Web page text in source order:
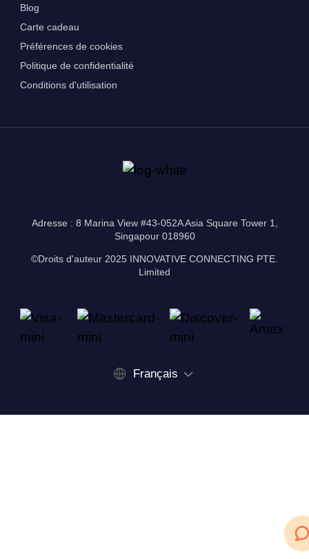
Blog
Carte cadeau
Préférences de cookies
Politique de confidentialité
Conditions d'utilisation
Adresse : 8 Marina View #43-052A Asia Square Tower 1,
Singapour 018960
©Droits d'auteur 2025 INNOVATIVE CONNECTING PTE.
Limited
Français